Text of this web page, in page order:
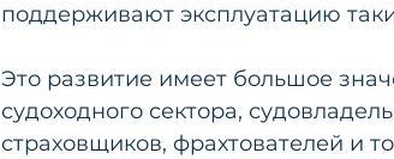
поддерживают эксплуатацию
Это развитие имеет большое
судоходного сектора,
страховщиков, фрахтователей и